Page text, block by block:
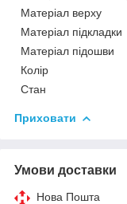
Матеріал верху
Матеріал підкладки
Матеріал підошви
Колір
Стан
Приховати
Умови доставки
Нова Пошта